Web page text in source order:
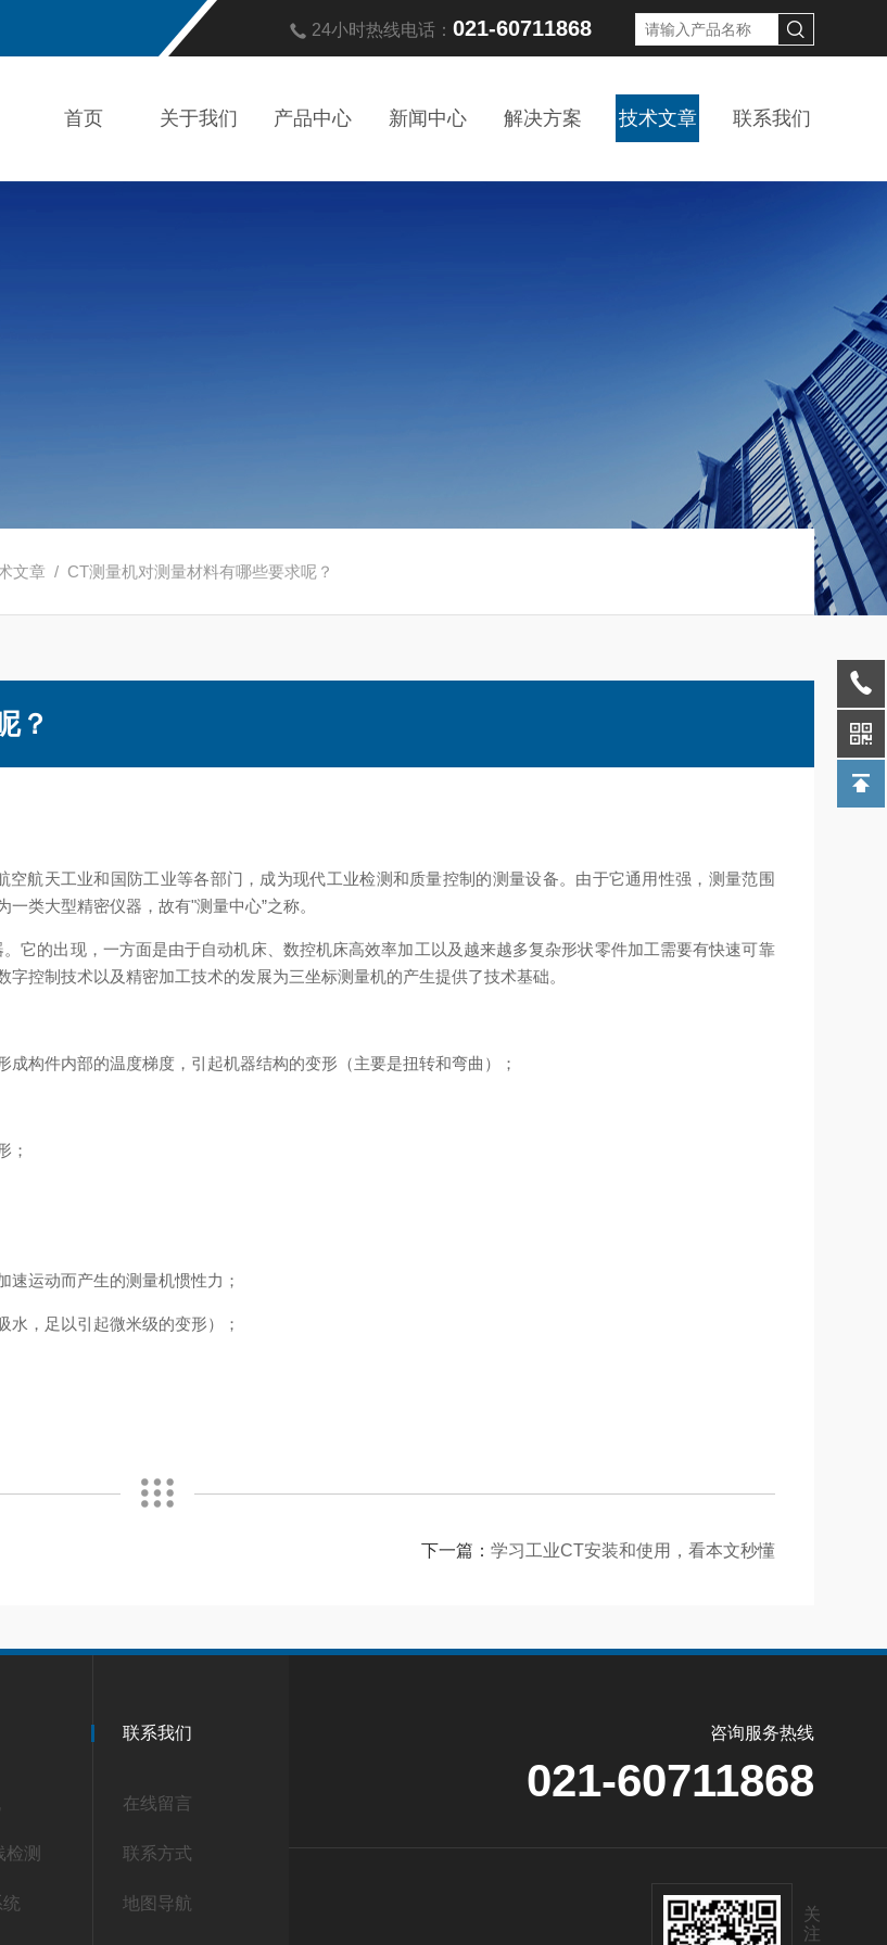
24小时热线电话： 021-60711868
首页 关于我们 产品中心 新闻中心 解决方案 技术文章 联系我们
文章 / CT测量机对测量材料有哪些要求呢？
？
航天工业和国防工业等各部门，成为现代工业检测和质量控制的测量设备。由于它通用性强，测量范围
类大型精密仪器，故有"测量中心”之称。
的出现，一方面是由于自动机床、数控机床高效率加工以及越来越多复杂形状零件加工需要有快速可靠
控制技术以及精密加工技术的发展为三坐标测量机的产生提供了技术基础。
件内部的温度梯度，引起机器结构的变形（主要是扭转和弯曲）；
；
运动而产生的测量机惯性力；
，足以引起微米级的变形）；
下一篇： 学习工业CT安装和使用，看本文秒懂
检测
联系我们
在线留言
联系方式
地图导航
咨询服务热线
021-60711868
关
注